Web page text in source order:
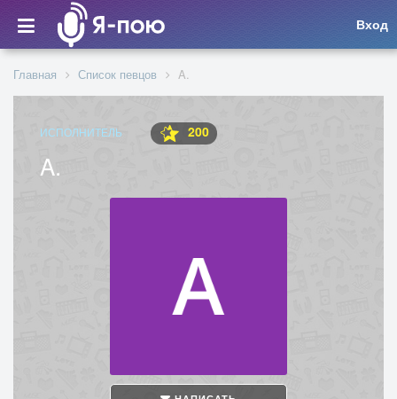
Вход
Главная Список певцов A.
ИСПОЛНИТЕЛЬ 200
A.